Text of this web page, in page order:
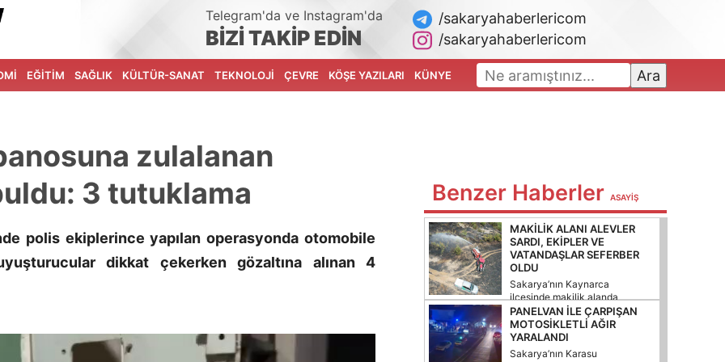
Telegram'da ve Instagram'da
BİZİ TAKİP EDİN
/sakaryahaberlericom
/sakaryahaberlericom
EĞİTİM SAĞLIK KÜLTÜR-SANAT TEKNOLOJİ ÇEVRE KÖŞE YAZILARI KÜNYE Ara
zulalanan
3 tutuklama
polis ekiplerince yapılan operasyonda otomobile
dikkat çekerken gözaltına alınan 4
Benzer Haberler ASAYİŞ
MAKILIK ALANI ALEVLER
SARDI, EKIPLER VE
VATANDAŞLAR SEFERBER
OLDU
Sakarya’nın Kaynarca
ilçesinde makilik alanda
çıkan yangın, ekiplerin ve
vatandaşların
müdahalesiyle kontrol
altına alınarak
PANELVAN ILE ÇARPIŞAN
MOTOSIKLETLI AĞIR
YARALANDI
Sakarya’nın Karasu